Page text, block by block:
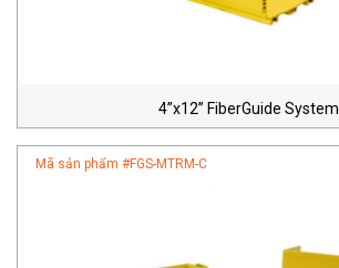
4”x12” FiberGuide System
Mã sản phẩm #FGS-MTRM-C